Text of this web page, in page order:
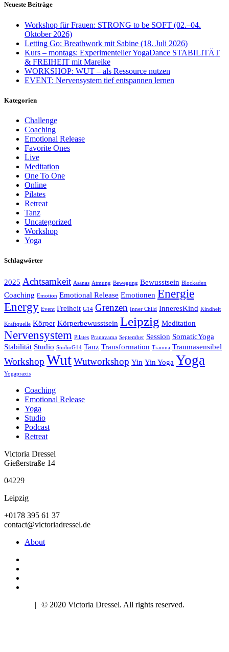
Neueste Beiträge
Workshop für Frauen: STRONG to be SOFT (02.–04.
Oktober 2026)
Letting Go: Breathwork mit Sabine (18. Juli 2026)
Kurs – montags: Experimenteller YogaDance STABILITÄT
& FREIHEIT mit Mareike
WORKSHOP: WUT – als Ressource nutzen
EVENT: Nervensystem tief entspannen lernen
Kategorien
Challenge
Coaching
Emotional Release
Favorite Ones
Live
Meditation
One To One
Online
Pilates
Retreat
Tanz
Uncategorized
Workshop
Yoga
Schlagwörter
2025 Achtsamkeit Asanas Atmung Bewegung Bewusstsein Blockaden
Coaching Emotion Emotional Release Emotionen Energie
Energy Event Freiheit G14 Grenzen Inner Child InneresKind Kindheit
Kraftquelle Körper Körperbewusstsein Leipzig Meditation
Nervensystem Pilates Pranayama September Session SomaticYoga
Stabilität Studio StudioG14 Tanz Transformation Trauma Traumasensibel
Workshop WutWutworkshop Yin Yin Yoga Yoga
Yogapraxis
Coaching
Emotional Release
Yoga
Studio
Podcast
Retreat
Victoria Dressel
Gießerstraße 14
04229
Leipzig
+0178 395 61 37
contact@victoriadressel.de
About
| © 2020 Victoria Dressel. All rights reserved.